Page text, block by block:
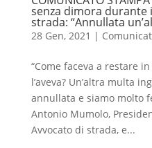
senza dimora durante
strada: “Annullata
28 Gen, 2021 |
“Come faceva a restare
l’aveva? Un’altra multa
annullata e siamo molto
Antonio Mumolo,
Avvocato di strada, e...